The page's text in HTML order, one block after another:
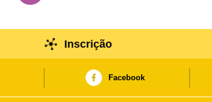
Inscrição
Facebook